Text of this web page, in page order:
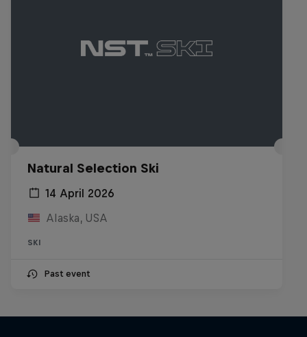
Natural Selection Ski
14 April 2026
Alaska, USA
SKI
Past event